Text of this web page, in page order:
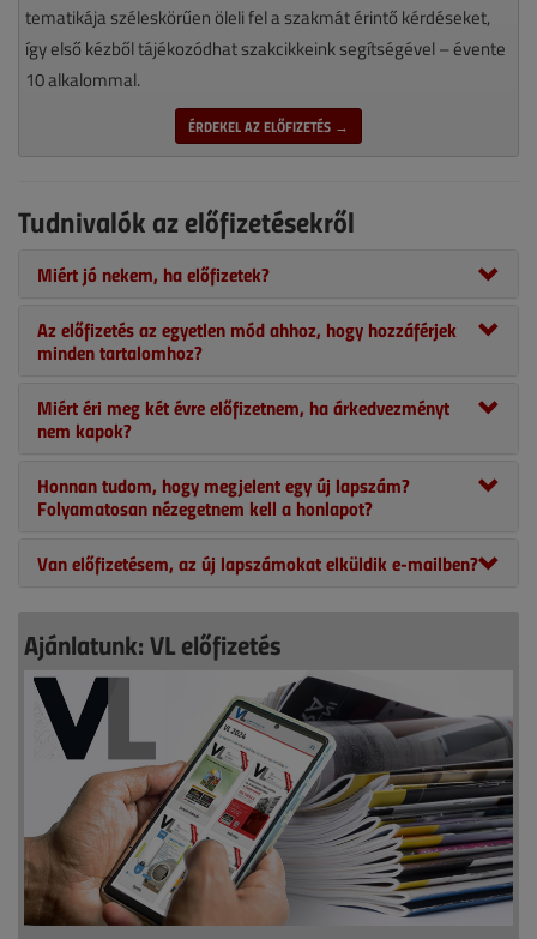
tematikája széleskörűen öleli fel a szakmát érintő kérdéseket,
így első kézből tájékozódhat szakcikkeink segítségével – évente
10 alkalommal.
ÉRDEKEL AZ ELŐFIZETÉS →
Tudnivalók az előfizetésekről
Miért jó nekem, ha előfizetek?
Az előfizetés az egyetlen mód ahhoz, hogy hozzáférjek
minden tartalomhoz?
Miért éri meg két évre előfizetnem, ha árkedvezményt
nem kapok?
Honnan tudom, hogy megjelent egy új lapszám?
Folyamatosan nézegetnem kell a honlapot?
Van előfizetésem, az új lapszámokat elküldik e-mailben?
Ajánlatunk: VL előfizetés